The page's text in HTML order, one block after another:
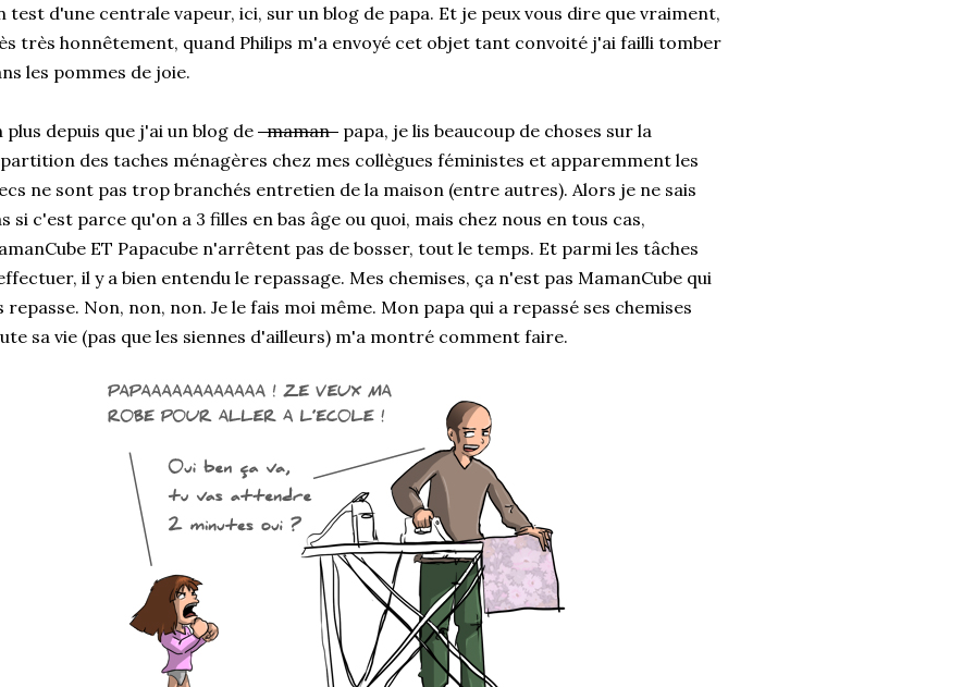
test d'une centrale vapeur, ici, sur un blog de papa. Et je peux vous dire que vraiment,
très honnêtement, quand Philips m'a envoyé cet objet tant convoité j'ai failli tomber
les pommes de joie.
plus depuis que j'ai un blog de maman papa, je lis beaucoup de choses sur la
des taches ménagères chez mes collègues féministes et apparemment les
ne sont pas trop branchés entretien de la maison (entre autres). Alors je ne sais
si c'est parce qu'on a 3 filles en bas âge ou quoi, mais chez nous en tous cas,
ET Papacube n'arrêtent pas de bosser, tout le temps. Et parmi les tâches
il y a bien entendu le repassage. Mes chemises, ça n'est pas MamanCube qui
repasse. Non, non, non. Je le fais moi même. Mon papa qui a repassé ses chemises
sa vie (pas que les siennes d'ailleurs) m'a montré comment faire.